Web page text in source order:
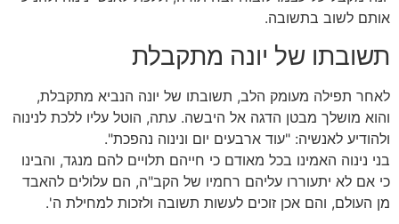
אותם לשוב בתשובה.
תשובתו של יונה מתקבלת
לאחר תפילה מעומק הלב, תשובתו של יונה הנביא מתקבלת,
והוא מושלך מבטן הדגה אל היבשה. עתה, הוטל עליו ללכת לנינוה
ולהודיע לאנשיה: "עוד ארבעים יום ונינוה נהפכת".
בני נינוה האמינו בכל מאודם כי חייהם תלויים להם מנגד, והבינו
כי אם לא יתעוררו עליהם רחמיו של הקב"ה, הם עלולים להאבד
מן העולם, והם אכן זוכים לעשות תשובה ולזכות למחילת ה'.